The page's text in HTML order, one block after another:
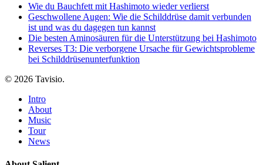
Wie du Bauchfett mit Hashimoto wieder verlierst
Geschwollene Augen: Wie die Schilddrüse damit verbunden
ist und was du dagegen tun kannst
Die besten Aminosäuren für die Unterstützung bei Hashimoto
Reverses T3: Die verborgene Ursache für Gewichtsprobleme
bei Schilddrüsenunterfunktion
© 2026 Tavisio.
Close
Menu
Intro
About
Music
Tour
News